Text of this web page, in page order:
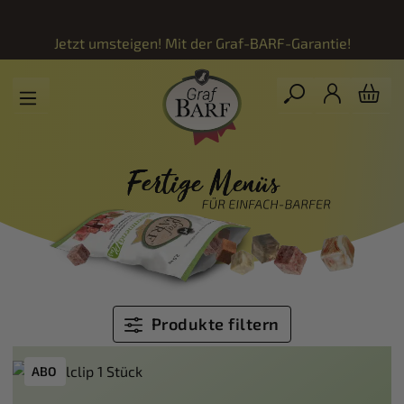
Jetzt umsteigen! Mit der Graf-BARF-Garantie!
Produkte filtern
ABO